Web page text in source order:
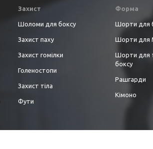
Захист
Шоломи для боксу
Захист паху
Захист гомілки
Голеностопи
Захист тіла
Фути
Форма
Шорти для
Шорти для
Шорти для
боксу
Рашгарди
Кімоно